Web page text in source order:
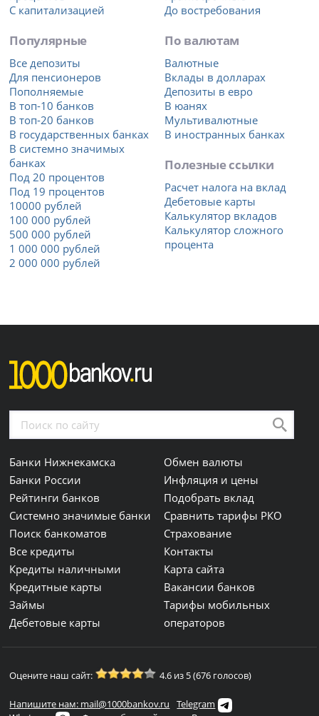
С капитализацией
Популярные
Все депозиты
Для пенсионеров
Пополняемые
В топ-10 банков
В топ-20 банков
В государственных банках
В системно значимых
банках
Под 20 процентов
Под 19 процентов
10000 рублей
100 000 рублей
500 000 рублей
1 000 000 рублей
2 000 000 рублей
До востребования
По валютам
Валютные
Вклады в долларах
Депозиты в евро
В юанях
Мультивалютные
В иностранных банках
Полезные ссылки
Расчет налога на вклад
Дебетовые карты
Калькулятор вкладов
Калькулятор сложного
процента
Банки Нижнекамска
Банки России
Рейтинги банков
Системно значимые банки
Поиск банкоматов
Все кредиты
Кредиты наличными
Кредитные карты
Займы
Дебетовые карты
Обмен валюты
Инфляция и цены
Подобрать вклад
Сравнить тарифы РКО
Страхование
Контакты
Карта сайта
Вакансии банков
Тарифы мобильных
операторов
Оцените наш сайт: 4.6 из 5 (676 голосов)
Напишите нам: mail@1000bankov.ru
Telegram